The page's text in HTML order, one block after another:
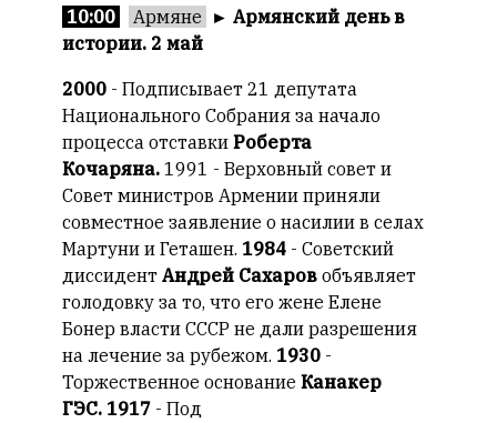
10:00 Армяне ► Армянский день в
истории. 2 май
2000 - Подписывает 21 депутата
Национального Собрания за начало
процесса отставки Роберта
Кочаряна. 1991 - Верховный совет и
Совет министров Армении приняли
совместное заявление о насилии в селах
Мартуни и Геташен. 1984 - Советский
диссидент Андрей Сахаров объявляет
голодовку за то, что его жене Елене
Бонер власти СССР не дали разрешения
на лечение за рубежом. 1930 -
Торжественное основание Канакер
ГЭС. 1917 - Под